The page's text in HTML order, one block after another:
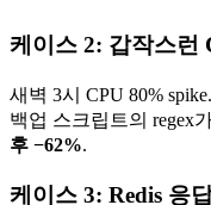
케이스 2: 갑작스런
새벽 3시 CPU 80%
백업 스크립트의 regex
후 −62%.
케이스 3: Redis 응